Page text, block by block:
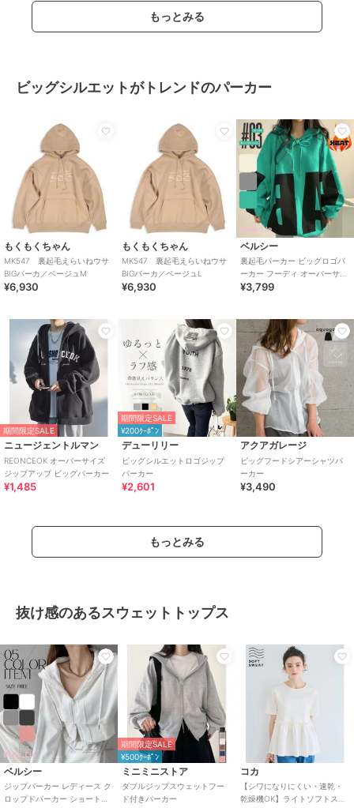
もっとみる
ビッグシルエットがトレンドのパーカー
もくもくちゃん
MK547 裏起毛えらいねウサ
BIGパーカ／ベージュM
¥6,930
もくもくちゃん
MK547 裏起毛えらいねウサ
BIGパーカ／ベージュL
¥6,930
ベルシー
裏起毛パーカー ビッグロゴパ
ーカー フーディ オーバーサイ
ズ ストリート 韓国 レディース
¥3,799
期間限定SALE
ニュージェントルマン
REONCEOK オーバーサイズ
ジップアップ ビッグパーカー
¥1,485
期間限定SALE
¥200ｸｰﾎﾟﾝ
デューリリー
ビッグシルエットロゴジップ
パーカー
¥2,601
アクアガレージ
ビッグフードシアーシャツパ
ーカー
¥3,490
もっとみる
抜け感のあるスウェットトップス
ベルシー
ジップパーカー レディース ク
ロップドパーカー ショート丈
期間限定SALE
¥500ｸｰﾎﾟﾝ
ミニミニストア
ダブルジップスウェットフー
ド付きパーカー
コカ
【シワになりにくい・速乾・
乾燥機OK】ライトソフトスウ